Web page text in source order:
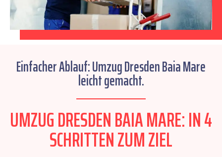
Einfacher Ablauf: Umzug Dresden Baia Mare
leicht gemacht.
UMZUG DRESDEN BAIA MARE: IN 4
SCHRITTEN ZUM ZIEL